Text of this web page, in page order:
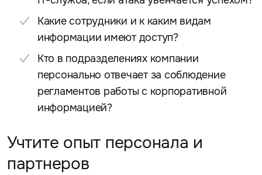
Какие сотрудники и к каким видам
информации имеют доступ?
Кто в подразделениях компании
персонально отвечает за соблюдение
регламентов работы с корпоративной
информацией?
Учтите опыт персонала и
партнеров